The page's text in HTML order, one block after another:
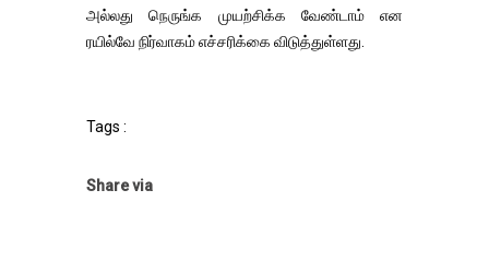
அல்லது நெருங்க முயற்சிக்க வேண்டாம் என
ரயில்வே நிர்வாகம் எச்சரிக்கை விடுத்துள்ளது.
Tags :
Share via